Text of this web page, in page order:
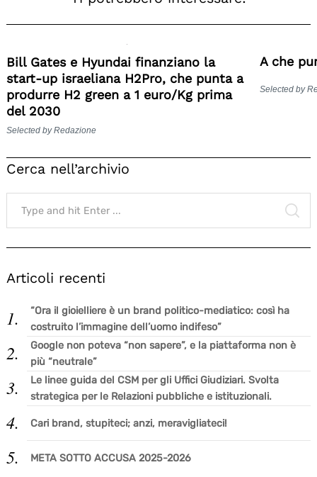
Bill Gates e Hyundai finanziano la
start-up israeliana H2Pro, che punta a
produrre H2 green a 1 euro/Kg prima
del 2030
Selected by Redazione
A che
Selected by
Cerca nell’archivio
Search
for:
Articoli recenti
“Ora il gioielliere è un brand politico-mediatico: così ha
costruito l’immagine dell’uomo indifeso”
Google non poteva “non sapere”, e la piattaforma non è
più “neutrale”
Le linee guida del CSM per gli Uffici Giudiziari. Svolta
strategica per le Relazioni pubbliche e istituzionali.
Cari brand, stupiteci; anzi, meravigliateci!
META SOTTO ACCUSA 2025-2026